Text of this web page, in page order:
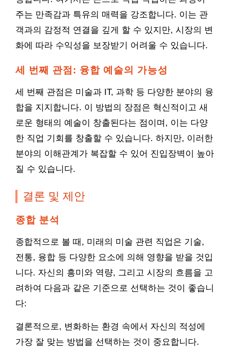
주는 만족감과 특유의 매력을 강조합니다. 이는 관
객과의 감정적 연결을 깊게 할 수 있지만, 시장의 변
화에 따라 수익성을 보장받기 어려울 수 있습니다.
세 번째 관점: 융합 예술의 가능성
세 번째 관점은 미술과 IT, 과학 등 다양한 분야의 융
합을 지지합니다. 이 방법의 장점은 혁신적이고 새
로운 형태의 예술이 창출된다는 점이며, 이는 다양
한 직업 기회를 창출할 수 있습니다. 하지만, 이러한
분야의 이해관계가 복잡할 수 있어 진입장벽이 높아
질 수 있습니다.
결론 및 제안
종합 분석
종합적으로 볼 때, 미래의 미술 관련 직업은 기술,
전통, 융합 등 다양한 요소에 의해 영향을 받을 것입
니다. 자신의 흥미와 역량, 그리고 시장의 흐름을 고
려하여 다음과 같은 기준으로 선택하는 것이 좋습니
다:
결론적으로, 변화하는 환경 속에서 자신의 적성에
가장 잘 맞는 방법을 선택하는 것이 중요합니다.